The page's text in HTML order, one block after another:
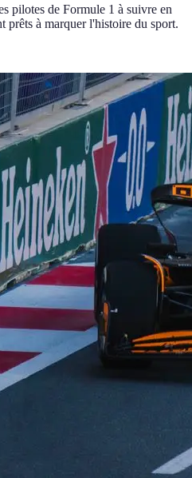
pilotes de Formule 1 à suivre en
prêts à marquer l'histoire du sport.